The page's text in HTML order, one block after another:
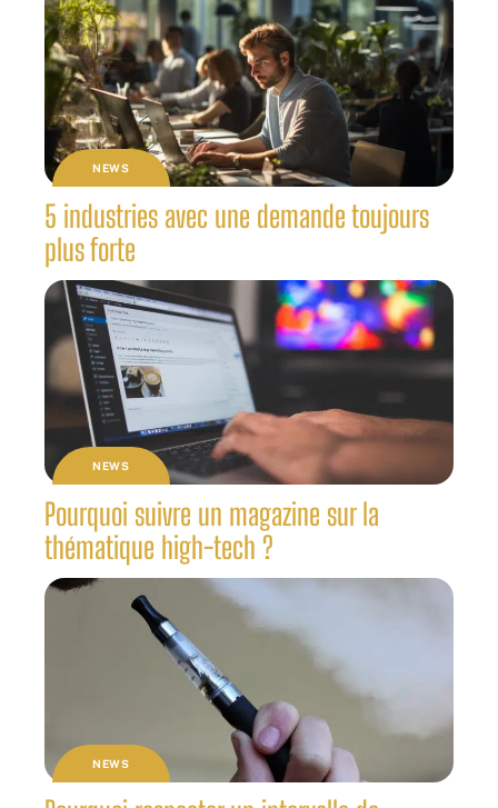
NEWS
5 industries avec une demande toujours
plus forte
NEWS
Pourquoi suivre un magazine sur la
thématique high-tech ?
NEWS